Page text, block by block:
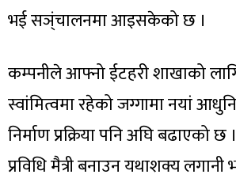
भई सञ्ंचालनमा आइसकेको छ ।
कम्पनीले आफ्नो ईटहरी शाखाको
स्वांमित्वमा रहेको जग्गामा नयां
निर्माण प्रक्रिया पनि अघि बढाएको
प्रविधि मैत्री बनाउन यथाशक्य